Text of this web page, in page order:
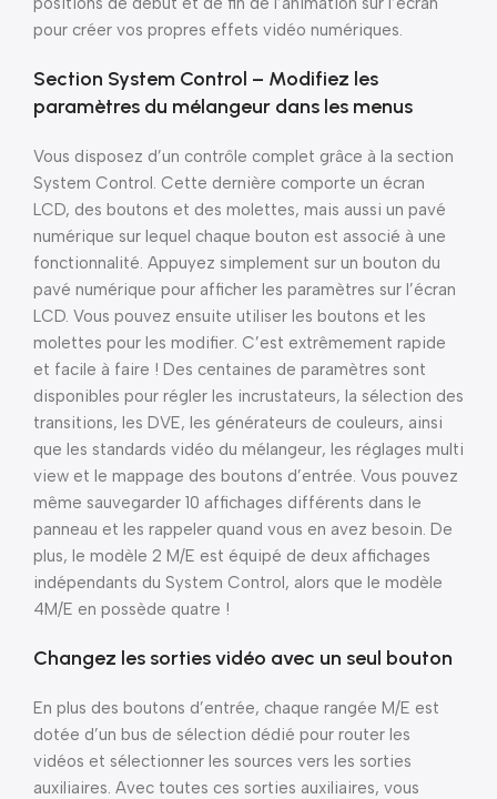
pour créer vos propres effets vidéo numériques.
Section System Control – Modifiez les
paramètres du mélangeur dans les menus
Vous disposez d’un contrôle complet grâce à la section
System Control. Cette dernière comporte un écran
LCD, des boutons et des molettes, mais aussi un pavé
numérique sur lequel chaque bouton est associé à une
fonctionnalité. Appuyez simplement sur un bouton du
pavé numérique pour afficher les paramètres sur l’écran
LCD. Vous pouvez ensuite utiliser les boutons et les
molettes pour les modifier. C’est extrêmement rapide
et facile à faire ! Des centaines de paramètres sont
disponibles pour régler les incrustateurs, la sélection des
transitions, les DVE, les générateurs de couleurs, ainsi
que les standards vidéo du mélangeur, les réglages multi
view et le mappage des boutons d’entrée. Vous pouvez
même sauvegarder 10 affichages différents dans le
panneau et les rappeler quand vous en avez besoin. De
plus, le modèle 2 M/E est équipé de deux affichages
indépendants du System Control, alors que le modèle
4M/E en possède quatre !
Changez les sorties vidéo avec un seul bouton
En plus des boutons d’entrée, chaque rangée M/E est
dotée d’un bus de sélection dédié pour router les
vidéos et sélectionner les sources vers les sorties
auxiliaires. Avec toutes ces sorties auxiliaires, vous